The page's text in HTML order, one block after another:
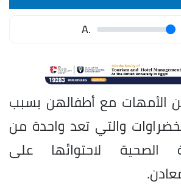
.A
الأمهات مع أطفالهن بسبب
والتي تعد واحدة من
الصحية لاحتوائها على